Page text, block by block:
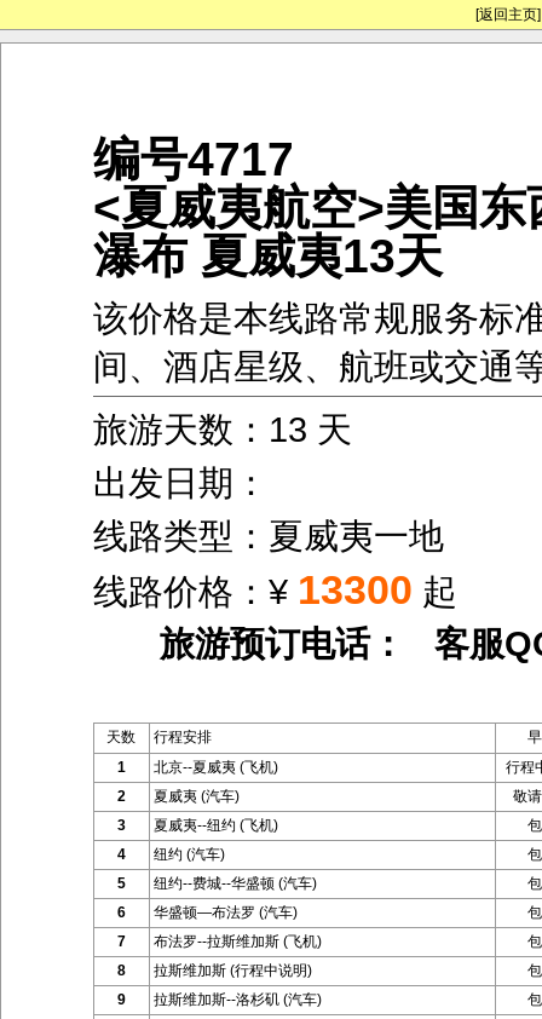
[返回主页]
编号4717
<夏威夷航空>美国东
瀑布 夏威夷13天
该价格是本线路常规服务标
间、酒店星级、航班或交通
旅游天数：13 天
出发日期：
线路类型：夏威夷一地
线路价格：¥ 13300 起
旅游预订电话： 客服
天数 行程安排
1
北京--夏威夷 (飞机)
行程
2
夏威夷 (汽车)
敬
3
夏威夷--纽约 (飞机)
4
纽约 (汽车)
5
纽约--费城--华盛顿 (汽车)
6
华盛顿—布法罗 (汽车)
7
布法罗--拉斯维加斯 (飞机)
8
拉斯维加斯 (行程中说明)
9
拉斯维加斯--洛杉矶 (汽车)